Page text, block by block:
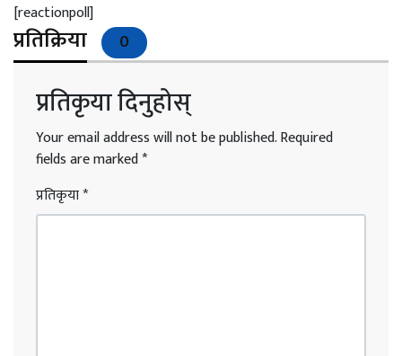
[reactionpoll]
प्रतिक्रिया 0
प्रतिकृया दिनुहोस्
Your email address will not be published.Required
fields are marked*
प्रतिकृया*